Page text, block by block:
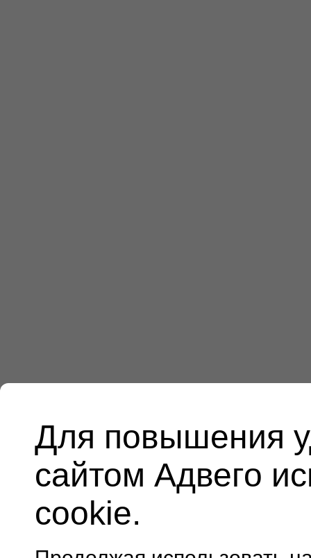
Для повышения
сайтом Адвего
cookie.